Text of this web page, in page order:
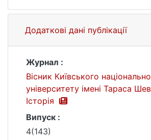
Додаткові дані публікації
Журнал :
Вісник Київського
університету імені Тараса
Історія
Випуск :
4(143)